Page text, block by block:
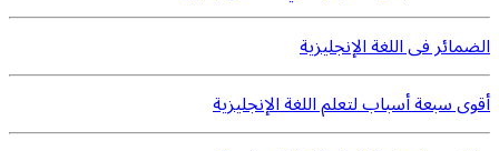
الضمائر فى اللغة الإنجليزية
أقوى سبعة أسباب لتعلم اللغة الإنجليزية